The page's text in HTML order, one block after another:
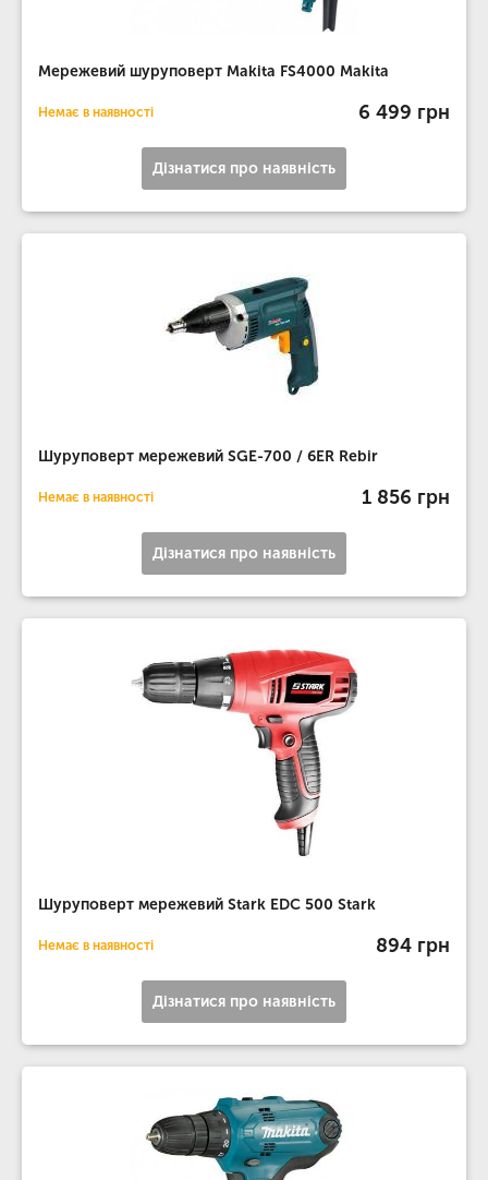
Мережевий шуруповерт Makita FS4000 Makita
Немає в наявності 6 499 грн
Дізнатися про наявність
Шуруповерт мережевий SGE-700 / 6ER Rebir
Немає в наявності 1 856 грн
Дізнатися про наявність
Шуруповерт мережевий Stark EDC 500 Stark
Немає в наявності 894 грн
Дізнатися про наявність